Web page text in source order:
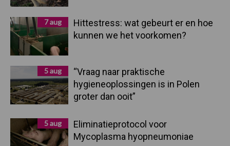
7 aug
Hittestress: wat gebeurt er en hoe
kunnen we het voorkomen?
5 aug
“Vraag naar praktische
hygieneoplossingen is in Polen
groter dan ooit”
5 aug
Eliminatieprotocol voor
Mycoplasma hyopneumoniae